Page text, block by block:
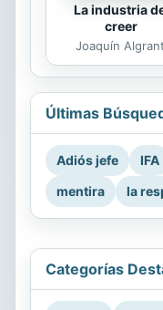
La industria
creer
Joaquín
Últimas
Adiós jefe IFA
mentira
la
Categorías